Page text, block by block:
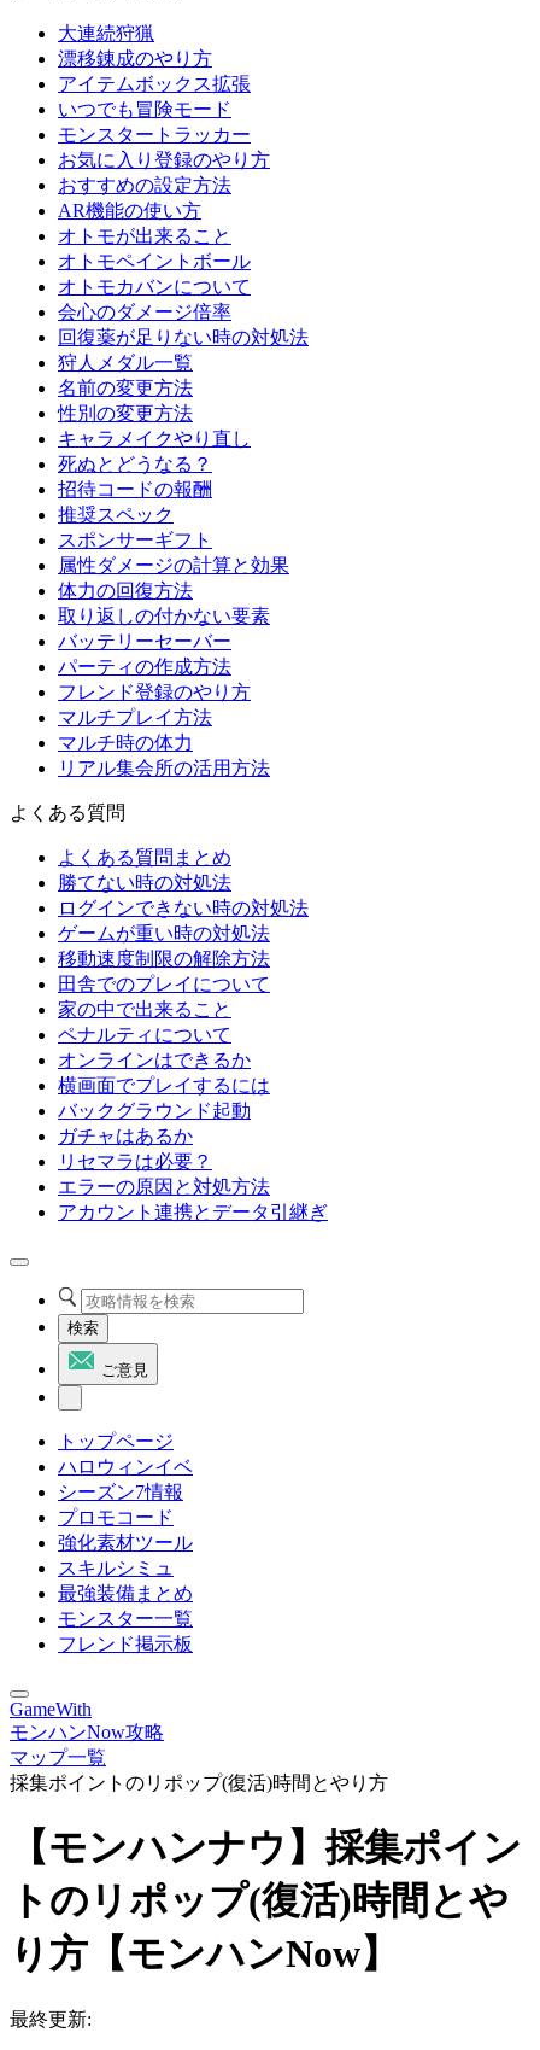
大連続狩猟
漂移錬成のやり方
アイテムボックス拡張
いつでも冒険モード
モンスタートラッカー
お気に入り登録のやり方
おすすめの設定方法
AR機能の使い方
オトモが出来ること
オトモペイントボール
オトモカバンについて
会心のダメージ倍率
回復薬が足りない時の対処法
狩人メダル一覧
名前の変更方法
性別の変更方法
キャラメイクやり直し
死ぬとどうなる？
招待コードの報酬
推奨スペック
スポンサーギフト
属性ダメージの計算と効果
体力の回復方法
取り返しの付かない要素
バッテリーセーバー
パーティの作成方法
フレンド登録のやり方
マルチプレイ方法
マルチ時の体力
リアル集会所の活用方法
よくある質問
よくある質問まとめ
勝てない時の対処法
ログインできない時の対処法
ゲームが重い時の対処法
移動速度制限の解除方法
田舎でのプレイについて
家の中で出来ること
ペナルティについて
オンラインはできるか
横画面でプレイするには
バックグラウンド起動
ガチャはあるか
リセマラは必要？
エラーの原因と対処方法
アカウント連携とデータ引継ぎ
検索
ご意見
トップページ
ハロウィンイベ
シーズン7情報
プロモコード
強化素材ツール
スキルシミュ
最強装備まとめ
モンスター一覧
フレンド掲示板
GameWith
モンハンNow攻略
マップ一覧
採集ポイントのリポップ(復活)時間とやり方
【モンハンナウ】採集ポイン
トのリポップ(復活)時間とや
り方【モンハンNow】
最終更新: